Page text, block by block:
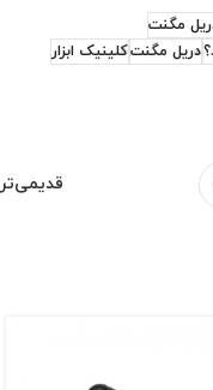
مگنت
دریل مگنتکلینیک ابزار
قدیمی‌تر